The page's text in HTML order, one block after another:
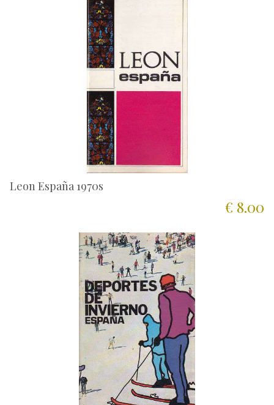
Leon España 1970s
€ 8.00